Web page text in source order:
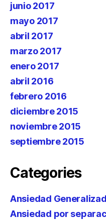
junio 2017
mayo 2017
abril 2017
marzo 2017
enero 2017
abril 2016
febrero 2016
diciembre 2015
noviembre 2015
septiembre 2015
Categories
Ansiedad
Ansiedad por